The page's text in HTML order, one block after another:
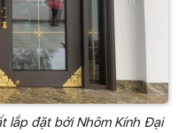
lắp đặt bởi Nhôm Kính Đại